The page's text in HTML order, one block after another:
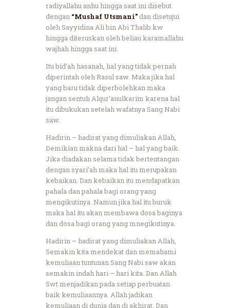
radiyallahu anhu hingga saat ini disebut
dengan “Mushaf Utsmani”dan disetujui
oleh Sayyidina Ali bin Abi Thalib kw
hingga diteruskan oleh beliau karamallahu
wajhah hingga saat ini.
Itu bid’ah hasanah, hal yang tidak pernah
diperintah oleh Rasul saw. Maka jika hal
yang baru tidak diperbolehkan maka
jangan sentuh Alqur’anulkarim karena hal
itu dibukukan setelah wafatnya Sang Nabi
saw.
Hadirin – hadirat yang dimuliakan Allah,
Demikian makna dari hal – hal yang baik.
Jika diadakan selama tidak bertentangan
dengan syari’ah maka hal itu merupakan
kebaikan. Dan kebaikan itu mendapatkan
pahala dan pahala bagi orang yang
mengikutinya. Namun jika hal itu buruk
maka hal itu akan membawa dosa baginya
dan dosa bagi orang yang mnegikutinya.
Hadirin – hadirat yang dimuliakan Allah,
Semakin kita mendekat dan memahami
kemuliaan tuntunan Sang Nabi saw akan
semakin indah hari – hari kita. Dan Allah
Swt menjadikan pada setiap perbuatan
baik kemuliaannya. Allah jadikan
kemuliaan di dunia dan di akhirat. Dan